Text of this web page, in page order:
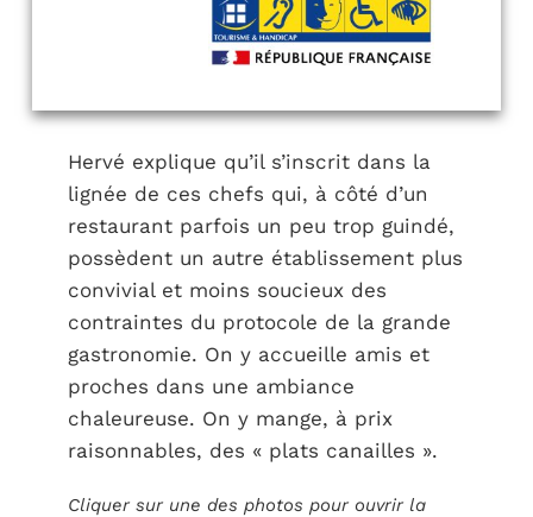
Hervé explique qu’il s’inscrit dans la
lignée de ces chefs qui, à côté d’un
restaurant parfois un peu trop guindé,
possèdent un autre établissement plus
convivial et moins soucieux des
contraintes du protocole de la grande
gastronomie. On y accueille amis et
proches dans une ambiance
chaleureuse. On y mange, à prix
raisonnables, des « plats canailles ».
Cliquer sur une des photos pour ouvrir la